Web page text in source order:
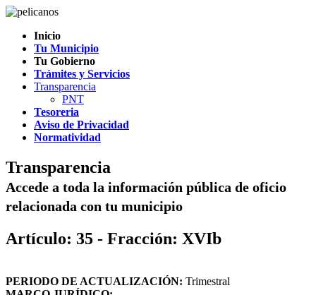
Inicio
Tu Municipio
Tu Gobierno
Trámites y Servicios
Transparencia
PNT
Tesoreria
Aviso de Privacidad
Normatividad
Transparencia
Accede a toda la información pública de oficio
relacionada con tu municipio
Artículo: 35 - Fracción: XVIb
PERIODO DE ACTUALIZACIÓN: Trimestral